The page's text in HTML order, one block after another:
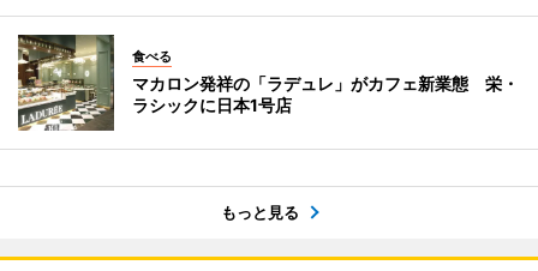
食べる
マカロン発祥の「ラデュレ」がカフェ新業態 栄・
ラシックに日本1号店
もっと見る